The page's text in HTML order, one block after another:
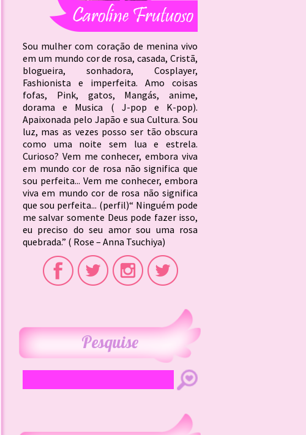
Sou mulher com coração de menina vivo
em um mundo cor de rosa, casada, Cristã,
blogueira, sonhadora, Cosplayer,
Fashionista e imperfeita. Amo coisas
fofas, Pink, gatos, Mangás, anime,
dorama e Musica ( J-pop e K-pop).
Apaixonada pelo Japão e sua Cultura. Sou
luz, mas as vezes posso ser tão obscura
como uma noite sem lua e estrela.
Curioso? Vem me conhecer, embora viva
em mundo cor de rosa não significa que
sou perfeita... Vem me conhecer, embora
viva em mundo cor de rosa não significa
que sou perfeita... (perfil)“ Ninguém pode
me salvar somente Deus pode fazer isso,
eu preciso do seu amor sou uma rosa
quebrada.” ( Rose – Anna Tsuchiya)
Pesquise